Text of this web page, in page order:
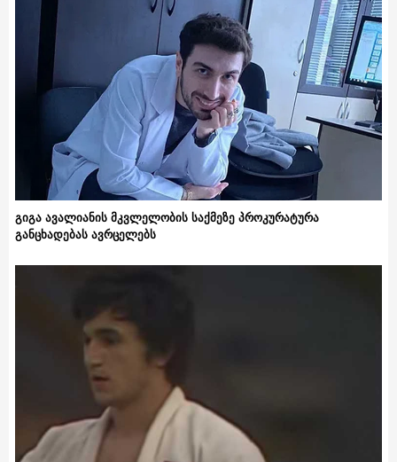
გიგა ავალიანის მკვლელობის საქმეზე პროკურატურა
განცხადებას ავრცელებს